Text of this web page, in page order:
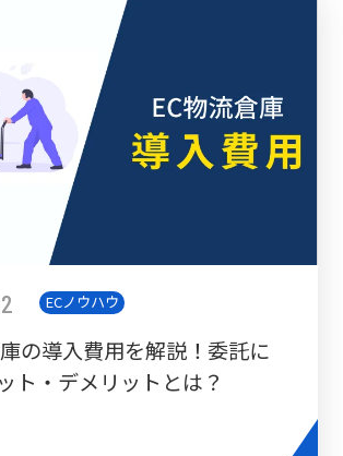
ECノウハウ
の導入費用を解説！委託に
ト・デメリットとは？